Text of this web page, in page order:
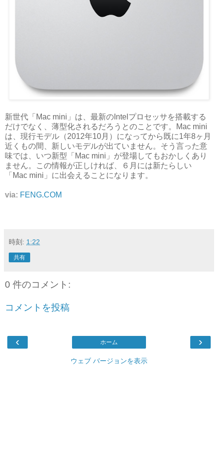
新世代「Mac mini」は、最新のIntelプロセッサを搭載する
だけでなく、薄型化されるだろうとのことです。Mac mini
は、現行モデル（2012年10月）になってから既に1年8ヶ月
近くもの間、新しいモデルが出ていません。そう言った意
味では、いつ新型「Mac mini」が登場してもおかしくあり
ません。この情報が正しければ、６月には新たらしい
「Mac mini」に出会えることになります。
via: FENG.COM
時刻: 1:22
共有
0 件のコメント:
コメントを投稿
‹ ›
ホーム
ウェブ バージョンを表示